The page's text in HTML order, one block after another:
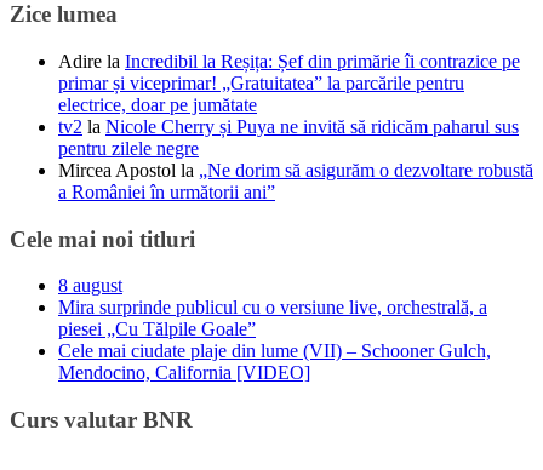
Zice lumea
Adire la Incredibil la Reșița: Șef din primărie îi contrazice pe
primar și viceprimar! „Gratuitatea” la parcările pentru
electrice, doar pe jumătate
tv2 la Nicole Cherry și Puya ne invită să ridicăm paharul sus
pentru zilele negre
Mircea Apostol la „Ne dorim să asigurăm o dezvoltare robustă
a României în următorii ani”
Cele mai noi titluri
8 august
Mira surprinde publicul cu o versiune live, orchestrală, a
piesei „Cu Tălpile Goale”
Cele mai ciudate plaje din lume (VII) – Schooner Gulch,
Mendocino, California [VIDEO]
Curs valutar BNR